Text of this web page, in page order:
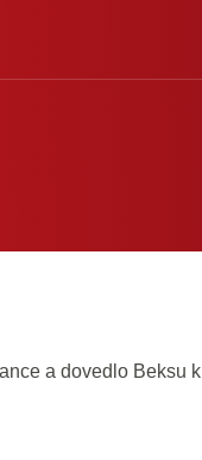
a dovedlo Beksu k